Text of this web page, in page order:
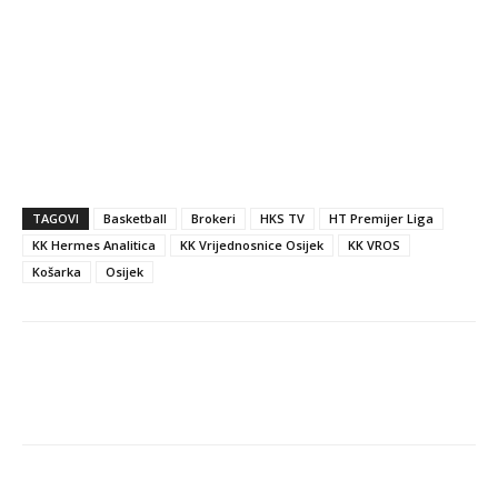
TAGOVI Basketball Brokeri HKS TV
HT Premijer Liga
KK Hermes Analitica
KK Vrijednosnice Osijek
KK VROS
Košarka
Osijek